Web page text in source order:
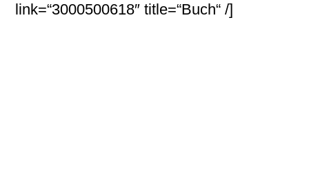
link=“3000500618″ title=“Buch“ /]